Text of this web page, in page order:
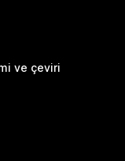
ve çeviri